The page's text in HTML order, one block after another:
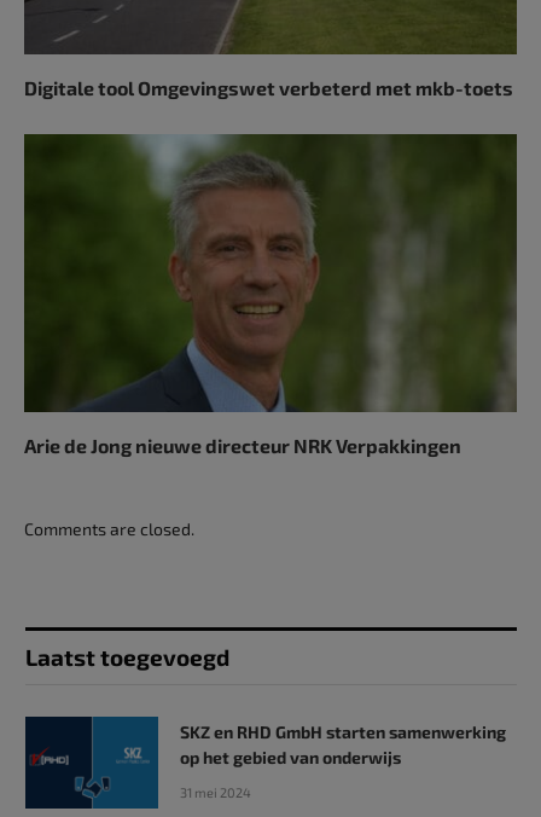
Digitale tool Omgevingswet verbeterd met mkb-toets
Arie de Jong nieuwe directeur NRK Verpakkingen
Comments are closed.
Laatst toegevoegd
SKZ en RHD GmbH starten samenwerking
op het gebied van onderwijs
31 mei 2024